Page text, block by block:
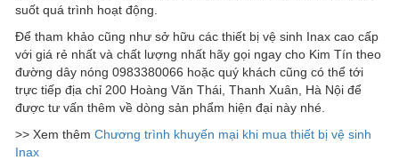
suốt quá trình hoạt động.
Để tham khảo cũng như sở hữu các thiết bị vệ sinh Inax cao cấp
với giá rẻ nhất và chất lượng nhất hãy gọi ngay cho Kim Tín theo
đường dây nóng 0983380066 hoặc quý khách cũng có thể tới
trực tiếp địa chỉ 200 Hoàng Văn Thái, Thanh Xuân, Hà Nội để
được tư vấn thêm về dòng sản phẩm hiện đại này nhé.
>> Xem thêm Chương trình khuyến mại khi mua thiết bị vệ sinh
Inax